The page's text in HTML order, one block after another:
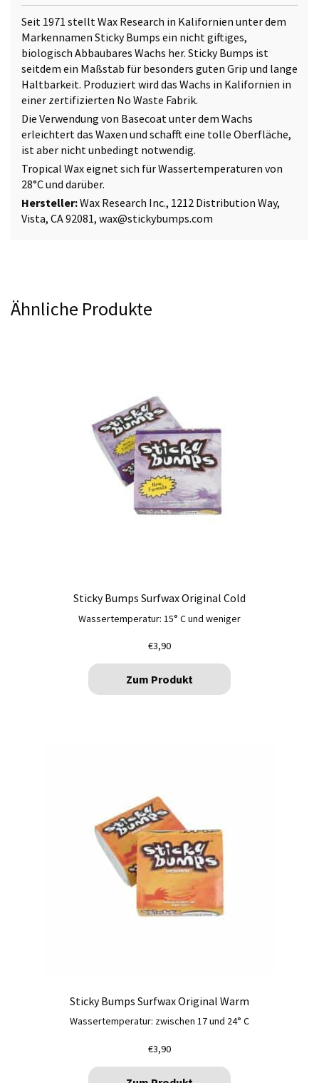
Seit 1971 stellt Wax Research in Kalifornien unter dem
Markennamen Sticky Bumps ein nicht giftiges,
biologisch Abbaubares Wachs her. Sticky Bumps ist
seitdem ein Maßstab für besonders guten Grip und lange
Haltbarkeit. Produziert wird das Wachs in Kalifornien in
einer zertifizierten No Waste Fabrik.
Die Verwendung von Basecoat unter dem Wachs
erleichtert das Waxen und schafft eine tolle Oberfläche,
ist aber nicht unbedingt notwendig.
Tropical Wax eignet sich für Wassertemperaturen von
28°C und darüber.
Hersteller:Wax Research Inc., 1212 Distribution Way,
Vista, CA 92081, wax@stickybumps.com
Ähnliche Produkte
Sticky Bumps Surfwax Original Cold
Wassertemperatur: 15° C und weniger
€3,90
Zum Produkt
Sticky Bumps Surfwax Original Warm
Wassertemperatur: zwischen 17 und 24° C
€3,90